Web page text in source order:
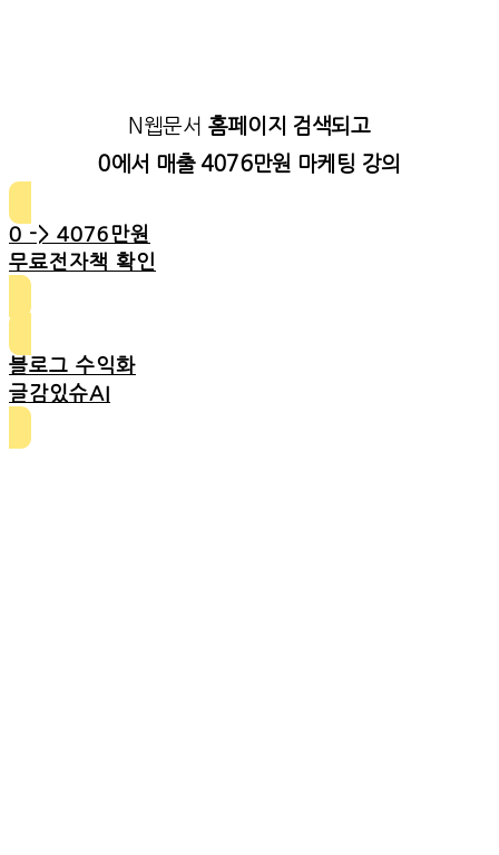
N웹문서 홈페이지 검색되고
0에서 매출 4076만원 마케팅 강의
0 -> 4076만원
무료전자책 확인
블로그 수익화
글감있슈AI